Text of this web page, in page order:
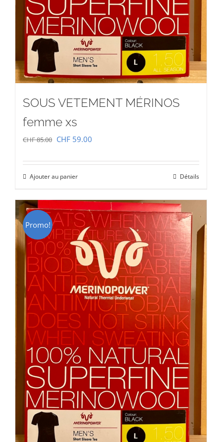
SOUS VETEMENT MÉRINOS
femme xs
CHF85.00 Le
initial
était :
CHF 85.00.
CHF 59.00
actuel
CHF 59.00.
Ajouter au panier Détails
Promo!